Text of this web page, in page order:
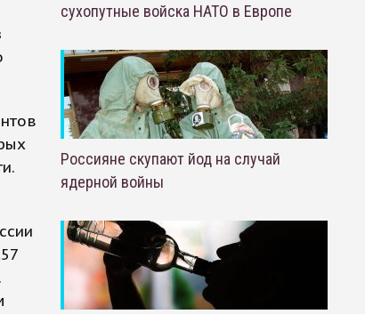
сухопутные войска НАТО в Европе
Россияне скупают йод на случай
ядерной войны